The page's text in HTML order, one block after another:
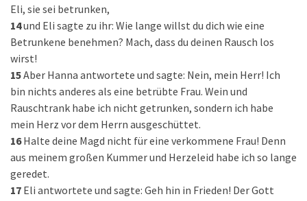
Eli, sie sei betrunken,
14und Eli sagte zu ihr: Wie lange willst du dich wie eine
Betrunkene benehmen? Mach, dass du deinen Rausch los
wirst!
15Aber Hanna antwortete und sagte: Nein, mein Herr! Ich
bin nichts anderes als eine betrübte Frau. Wein und
Rauschtrank habe ich nicht getrunken, sondern ich habe
mein Herz vor dem Herrn ausgeschüttet.
16 Halte deine Magd nicht für eine verkommene Frau! Denn
aus meinem großen Kummer und Herzeleid habe ich so lange
geredet.
17 Eli antwortete und sagte: Geh hin in Frieden! Der Gott